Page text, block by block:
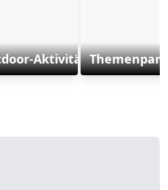
Aktivitäten und